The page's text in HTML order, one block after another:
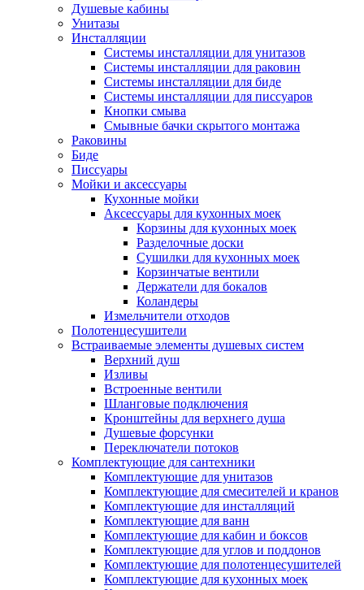
Душевые кабины
Унитазы
Инсталляции
Системы инсталляции для унитазов
Системы инсталляции для раковин
Системы инсталляции для биде
Системы инсталляции для писсуаров
Кнопки смыва
Смывные бачки скрытого монтажа
Раковины
Биде
Писсуары
Мойки и аксессуары
Кухонные мойки
Аксессуары для кухонных моек
Корзины для кухонных моек
Разделочные доски
Сушилки для кухонных моек
Корзинчатые вентили
Держатели для бокалов
Коландеры
Измельчители отходов
Полотенцесушители
Встраиваемые элементы душевых систем
Верхний душ
Изливы
Встроенные вентили
Шланговые подключения
Кронштейны для верхнего душа
Душевые форсунки
Переключатели потоков
Комплектующие для сантехники
Комплектующие для унитазов
Комплектующие для смесителей и кранов
Комплектующие для инсталляций
Комплектующие для ванн
Комплектующие для кабин и боксов
Комплектующие для углов и поддонов
Комплектующие для полотенцесушителей
Комплектующие для кухонных моек